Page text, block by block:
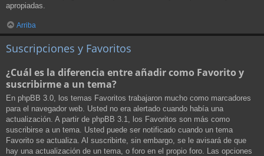
apropiadas.
Arriba
Suscripciones y Favoritos
¿Cuál es la diferencia entre añadir como Favorito y
suscribirme a un tema?
En phpBB 3.0, los temas Favoritos trabajaron mucho como marcadores
para el navegador web. Usted no era alertado cuando había una
actualización. A partir de phpBB 3.1, los Favoritos son más como
suscribirse a un tema. Usted puede ser notificado cuando un tema
Favorito se actualiza. Al suscribirte, sin embargo, se le avisará de que
hay una actualización de un tema, o foro en el propio foro. Las opciones